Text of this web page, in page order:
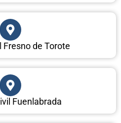
Fresno de Torote
Fuenlabrada